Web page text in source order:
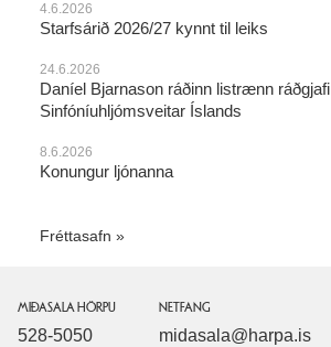
4.6.2026
Starfsárið 2026/27 kynnt til leiks
24.6.2026
Daníel Bjarnason ráðinn listrænn ráðgjafi
Sinfóníuhljómsveitar Íslands
8.6.2026
Konungur ljónanna
Fréttasafn
MIÐASALA HÖRPU
528-5050
NETFANG
midasala@harpa.is